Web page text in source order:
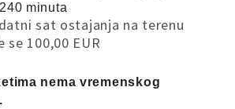
minuta
sat ostajanja na terenu
se 100,00 EUR
nema vremenskog